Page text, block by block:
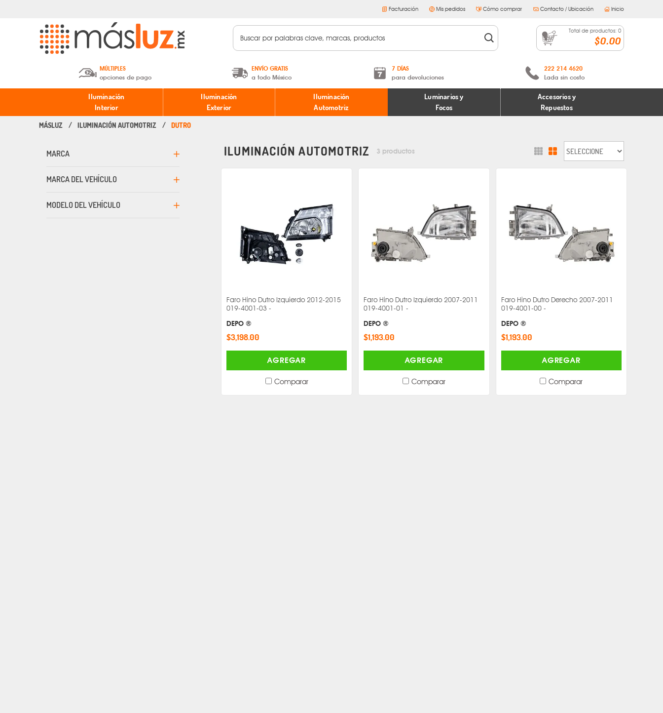
Facturación Mis pedidos Cómo comprar Contacto / Ubicación Inicio
Total de productos: 0
$0.00
MÚLTIPLES
opciones de pago
Depósito en efectivo o Cheque y
Transferencia.
ENVÍO GRATIS
a todo México
A partir de $599 MXN.
* Aplican restricciones
7 DÍAS
para devoluciones
Términos y condiciones
Políticas de devoluciones
222 214 4620
Lada sin costo
Iluminación
Interior
Iluminación
Exterior
Iluminación
Automotriz
Luminarios y
Focos
Accesorios y
Repuestos
ILUMINACIÓN AUTOMOTRIZ DUTRO
MARCA
MARCA DEL VEHÍCULO
MODELO DEL VEHÍCULO
ILUMINACIÓN AUTOMOTRIZ 3 productos
Faro Hino Dutro Izquierdo 2012-2015
019-4001-03 -
DEPO ®
$3,198.00
AGREGAR
Comparar
Faro Hino Dutro Izquierdo 2007-2011
019-4001-01 -
DEPO ®
$1,193.00
AGREGAR
Comparar
Faro Hino Dutro Derecho 2007-2011
019-4001-00 -
DEPO ®
$1,193.00
AGREGAR
Comparar